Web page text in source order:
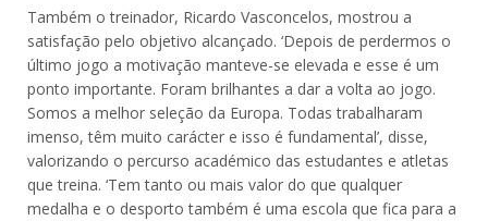
Também o treinador, Ricardo Vasconcelos, mostrou a
satisfação pelo objetivo alcançado. ‘Depois de perdermos o
último jogo a motivação manteve-se elevada e esse é um
ponto importante. Foram brilhantes a dar a volta ao jogo.
Somos a melhor seleção da Europa. Todas trabalharam
imenso, têm muito carácter e isso é fundamental’, disse,
valorizando o percurso académico das estudantes e atletas
que treina. ‘Tem tanto ou mais valor do que qualquer
medalha e o desporto também é uma escola que fica para a